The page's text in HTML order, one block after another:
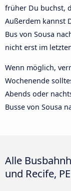
früher Du buchst,
Außerdem kannst
Bus von Sousa
nicht erst im
Wenn möglich,
Wochenende
Abends oder
Busse von Sousa
Alle
und Recife, PE